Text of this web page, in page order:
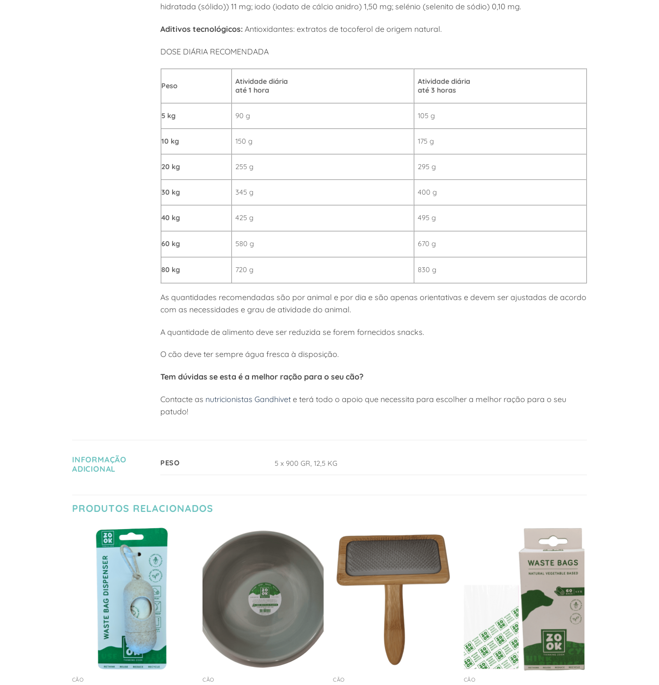
hidratada (sólido)) 11 mg; iodo (iodato de cálcio anidro) 1,50 mg; selénio (selenito de sódio) 0,10 mg.
Aditivos tecnológicos: Antioxidantes: extratos de tocoferol de origem natural.
DOSE DIÁRIA RECOMENDADA
Peso
Atividade diária
até 1 hora
Atividade diária
até 3 horas
5 kg 90 g 105 g
10 kg 150 g 175 g
20 kg 255 g 295 g
30 kg 345 g 400 g
40 kg 425 g 495 g
60 kg 580 g 670 g
80 kg 720 g 830 g
As quantidades recomendadas são por animal e por dia e são apenas orientativas e devem ser ajustadas de acordo
com as necessidades e grau de atividade do animal.
A quantidade de alimento deve ser reduzida se forem fornecidos snacks.
O cão deve ter sempre água fresca à disposição.
Tem dúvidas se esta é a melhor ração para o seu cão?
Contacte as nutricionistas Gandhivet e terá todo o apoio que necessita para escolher a melhor ração para o seu
patudo!
INFORMAÇÃO
ADICIONAL
PESO 5 x 900 GR, 12,5 KG
PRODUTOS RELACIONADOS
CÃO
Adicionar
à Lista
CÃO
Adicionar
à Lista
de
Desejos
CÃO
Adicionar
à Lista
de
Desejos
+
CÃO